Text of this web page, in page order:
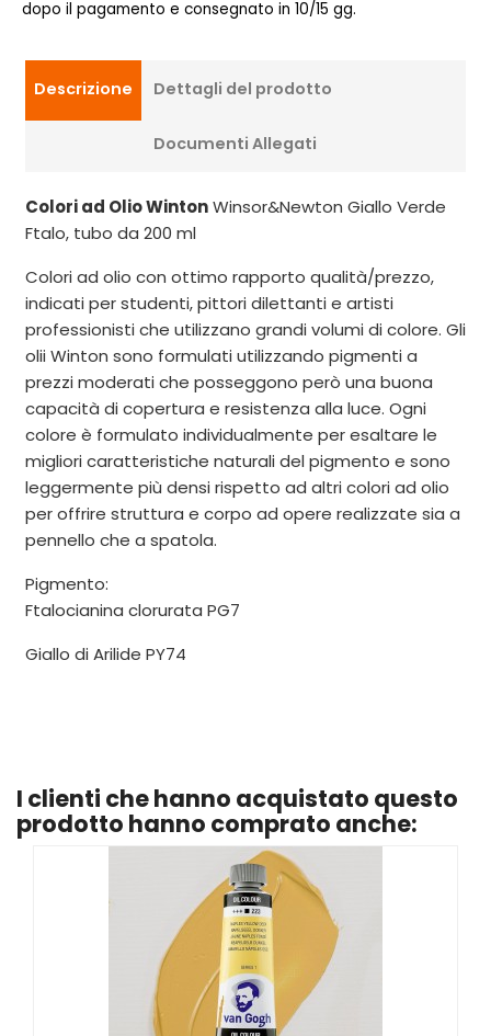
dopo il pagamento e consegnato in 10/15 gg.
Descrizione Dettagli del prodotto
Documenti Allegati
Colori ad Olio WintonWinsor&Newton Giallo Verde
Ftalo, tubo da 200 ml
Colori ad olio con ottimo rapporto qualità/prezzo,
indicati per studenti, pittori dilettanti e artisti
professionisti che utilizzano grandi volumi di colore. Gli
olii Winton sono formulati utilizzando pigmenti a
prezzi moderati che posseggono però una buona
capacità di copertura e resistenza alla luce. Ogni
colore è formulato individualmente per esaltare le
migliori caratteristiche naturali del pigmento e sono
leggermente più densi rispetto ad altri colori ad olio
per offrire struttura e corpo ad opere realizzate sia a
pennello che a spatola.
Pigmento:
Ftalocianina clorurata PG7
Giallo di Arilide PY74
I clienti che hanno acquistato questo
prodotto hanno comprato anche: